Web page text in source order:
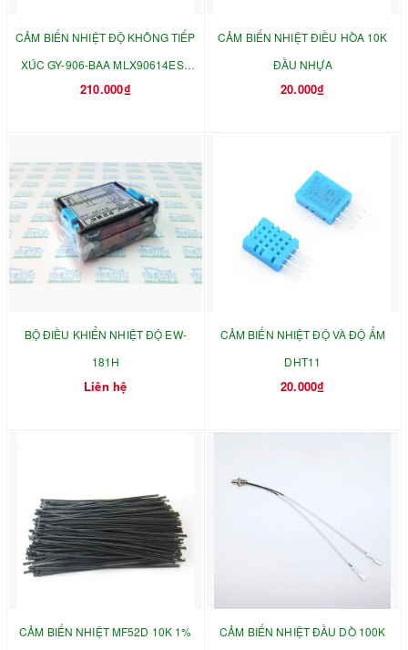
CẢM BIẾN NHIỆT ĐỘ KHÔNG TIẾP
XÚC GY-906-BAA MLX90614ESF
MLX90614-DCI
210.000₫
CẢM BIẾN NHIỆT ĐIỀU HÒA 10K
ĐẦU NHỰA
20.000₫
BỘ ĐIỀU KHIỂN NHIỆT ĐỘ EW-
181H
Liên hệ
CẢM BIẾN NHIỆT ĐỘ VÀ ĐỘ ẨM
DHT11
20.000₫
CẢM BIẾN NHIỆT MF52D 10K 1%
CẢM BIẾN NHIỆT ĐẦU DÒ 100K